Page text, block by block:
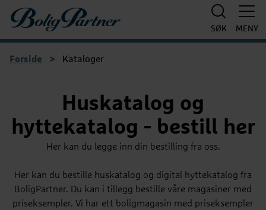
Boligpartner
SØK MENY
Forside > Kataloger
Huskatalog og
hyttekatalog - bestill her
Her kan du legge inn din bestilling fra oss.
Her kan du bestille huskatalog og digital hyttekatalog fra
BoligPartner. Du kan i tillegg bestille våre magasiner med
priseksempler. Vi har ett boligmagasin med priseksempler